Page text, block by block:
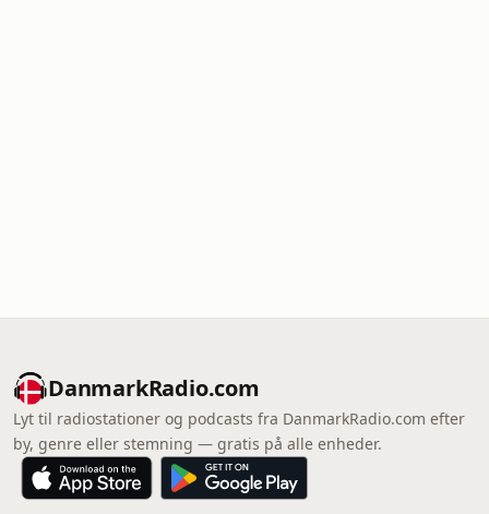
DanmarkRadio.com
Lyt til radiostationer og podcasts fra DanmarkRadio.com efter
by, genre eller stemning — gratis på alle enheder.